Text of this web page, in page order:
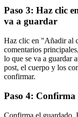
Paso 3: Haz clic
va a guardar
Haz clic en "Añadir al
comentarios
lo que se va a guardar
post, el cuerpo y los
confirmar.
Paso 4:
Confirma el guardado.